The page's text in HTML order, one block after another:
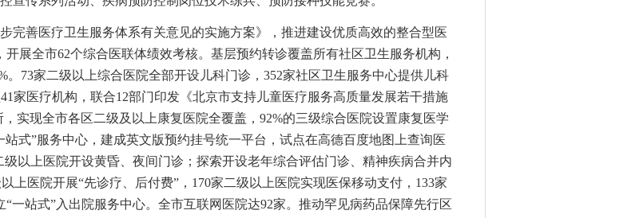
完善医疗卫生服务体系有关意见的实施方案》，推进建设优质高效的整合型医
，开展全市62个综合医联体绩效考核。 基层预约转诊覆盖所有社区卫生服务机构，
。73家二级以上综合医院全部开设儿科门诊，352家社区卫生服务中心提供儿科
41家医疗机构 ， 联合12部门印发《北京市支持儿童医疗服务高质量发展若干措施
，实现全市各区二级及以上康复医院全覆盖，92%的三级综合医院设置康复医学
式”服务中心，建成英文版预约挂号统一平台，试点在高德百度地图上查询医
以上医院开设黄昏、夜间门诊；探索开设老年综合评估门诊、精神疾病合并内
上医院开展“先诊疗、后付费”，170家二级以上医院实现医保移动支付，133家
一站式”入出院服务中心。全市互联网医院达92家。推动罕见病药品保障先行区